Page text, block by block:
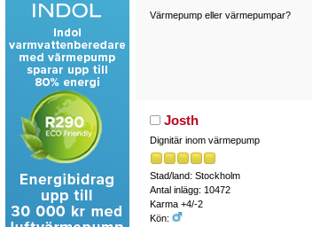
Värmepump eller värmepumpar?
Josth
Dignitär inom värmepump
Stad/land: Stockholm
Antal inlägg: 10472
Karma +4/-2
Kön: